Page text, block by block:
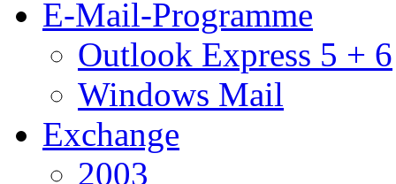
E-Mail-Programme
Outlook Express 5 + 6
Windows Mail
Exchange
2003